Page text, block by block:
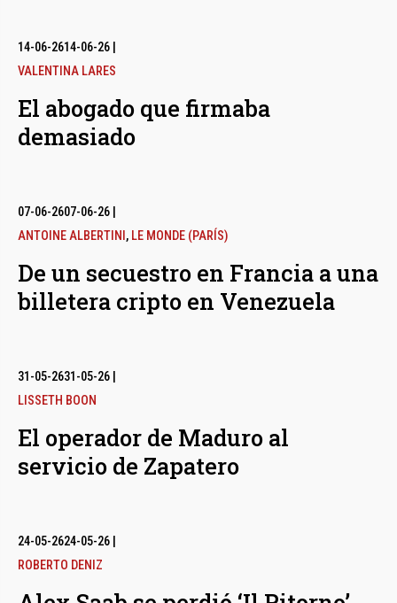
14-06-2614-06-26
VALENTINA LARES
El abogado que firmaba
demasiado
07-06-2607-06-26
ANTOINE ALBERTINI , LE MONDE (PARÍS)
De un secuestro en Francia a una
billetera cripto en Venezuela
31-05-2631-05-26
LISSETH BOON
El operador de Maduro al
servicio de Zapatero
24-05-2624-05-26
ROBERTO DENIZ